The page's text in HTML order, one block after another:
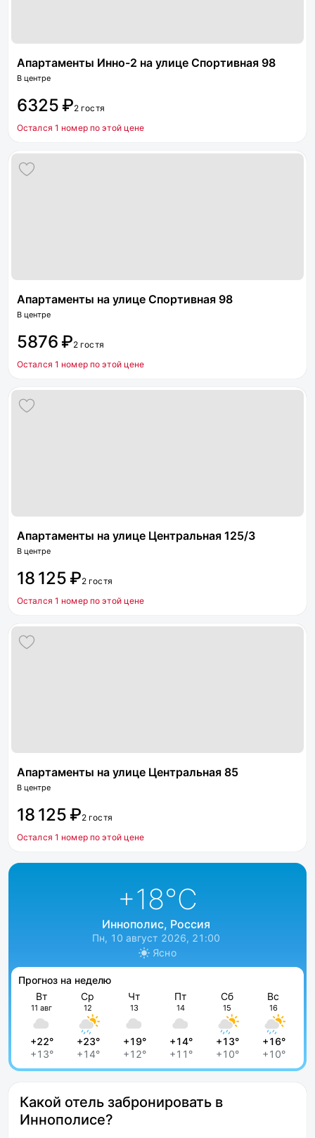
Апартаменты Инно-2 на улице Спортивная 98
В центре
6325 ₽2 гостя
Остался 1 номер по этой цене
Апартаменты на улице Спортивная 98
В центре
5876 ₽2 гостя
Остался 1 номер по этой цене
Апартаменты на улице Центральная 125/3
В центре
18 125 ₽2 гостя
Остался 1 номер по этой цене
Апартаменты на улице Центральная 85
В центре
18 125 ₽2 гостя
Остался 1 номер по этой цене
+18°C
Иннополис, Россия
Пн, 10 август 2026, 21:00
Ясно
Прогноз на неделю
Вт
11 авг
+22°
+13°
Ср
12
+23°
+14°
Чт
13
+19°
+12°
Пт
14
+14°
+11°
Сб
15
+13°
+10°
Вс
16
+16°
+10°
Какой отель забронировать в
Иннополисе?